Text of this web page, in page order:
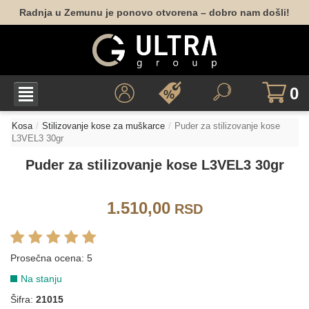
Radnja u Zemunu je ponovo otvorena – dobro nam došli!
0
Kosa Stilizovanje kose za muškarce
Puder za stilizovanje kose
L3VEL3 30gr
Puder za stilizovanje kose L3VEL3 30gr
1.510,00RSD
Prosečna ocena: 5
Na stanju
Šifra: 21015